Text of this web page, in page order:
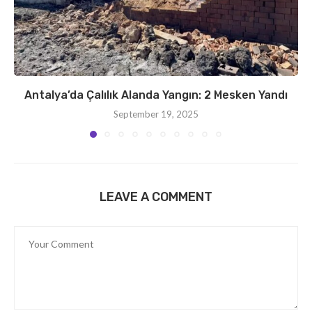
Antalya’da Çalılık Alanda Yangın: 2 Mesken Yandı
September 19, 2025
LEAVE A COMMENT